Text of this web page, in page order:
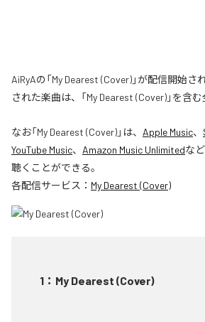
AiRyAの「My Dearest (Cover)」が配信開始
された楽曲は、「My Dearest (Cover)」を含
なお「My Dearest (Cover)」は、 Apple Music、
YouTube Music、 Amazon Music Unlimitedな
聴くことができる。
各配信サービス： My Dearest (Cover)
1 ： My Dearest (Cover)